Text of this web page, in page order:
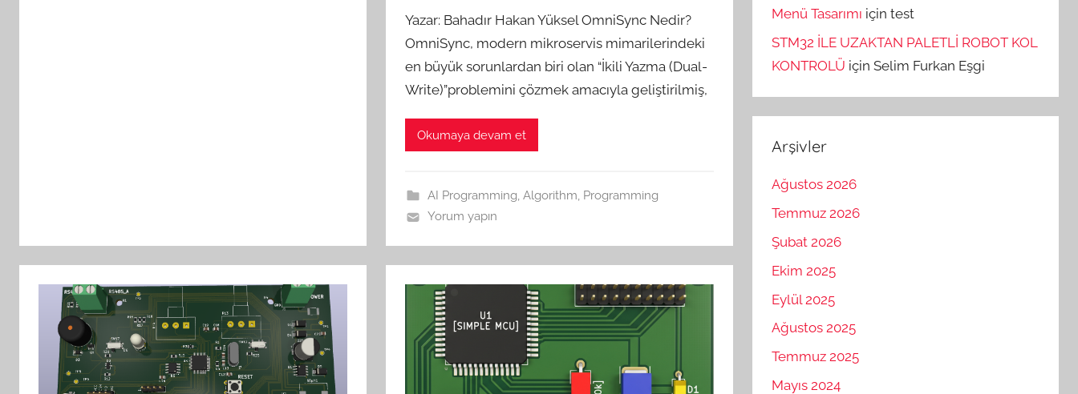
Yazar: Bahadır Hakan Yüksel OmniSync Nedir?
OmniSync, modern mikroservis mimarilerindeki
en büyük sorunlardan biri olan “İkili Yazma (Dual-
Write)”problemini çözmek amacıyla geliştirilmiş,
Okumaya devam et
AI Programming, Algorithm, Programming
Yorum yapın
Menü Tasarımı içintest
STM32 İLE UZAKTAN PALETLİ ROBOT KOL
KONTROLÜ içinSelim Furkan Eşgi
Arşivler
Ağustos 2026
Temmuz 2026
Şubat 2026
Ekim 2025
Eylül 2025
Ağustos 2025
Temmuz 2025
Mayıs 2024